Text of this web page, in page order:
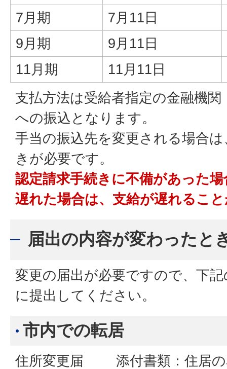
7月期
7月11日
9月期
9月11日
11月期
11月11日
支払方法は受給者指定の金融機
への振込となります。
手当の振込先を変更される場合
きが必要です。
認定請求手続きに不備があった
遅れた場合は、支給が遅れるこ
届出の内容が変わったと
変更の届出が必要ですので、下
に提出してください。
市内での転居
住所変更届 添付書類：住居の